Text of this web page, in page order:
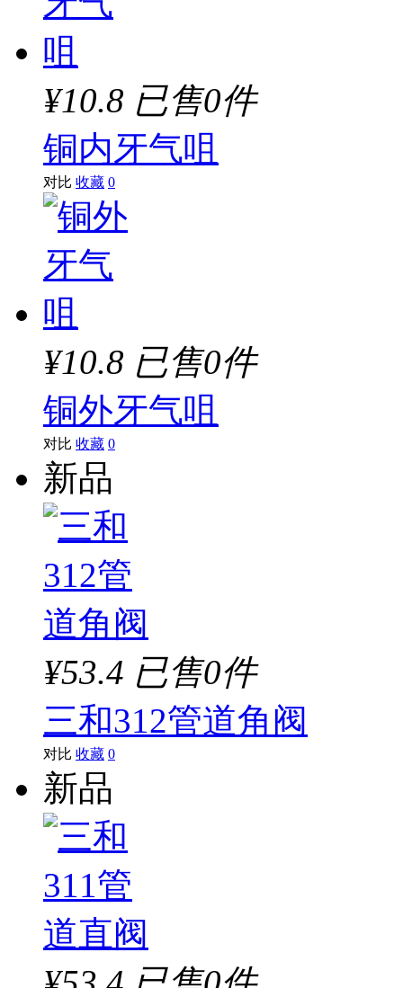
¥10.8 已售0件
铜内牙气咀
对比 收藏 0
¥10.8 已售0件
铜外牙气咀
对比 收藏 0
新品
¥53.4 已售0件
三和312管道角阀
对比 收藏 0
新品